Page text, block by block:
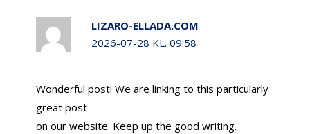
LIZARO-ELLADA.COM
2026-07-28 KL. 09:58
Wonderful post! We are linking to this particularly
great post
on our website. Keep up the good writing.